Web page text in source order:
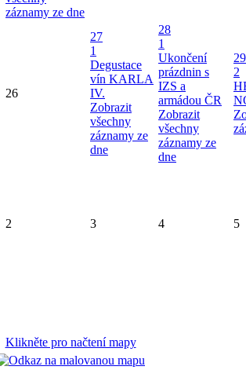
záznamy ze dne
26
27
1
Degustace
vín KARLA
IV.
Zobrazit
všechny
záznamy ze
dne
28
1
Ukončení
prázdnin s
IZS a
armádou ČR
Zobrazit
všechny
záznamy ze
dne
29
2
2 3 4 5
Klikněte pro načtení mapy